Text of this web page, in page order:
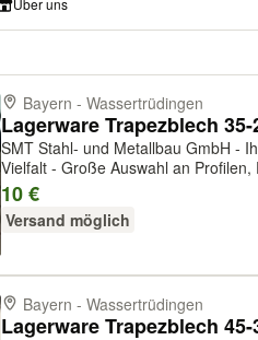
Über uns
Bayern - Wassertrüdingen
SMT Stahl- und Metallbau GmbH -
Vielfalt - Große Auswahl an
Einzelbleche und in großen Mengen
10 €
Versand möglich
Bayern - Wassertrüdingen